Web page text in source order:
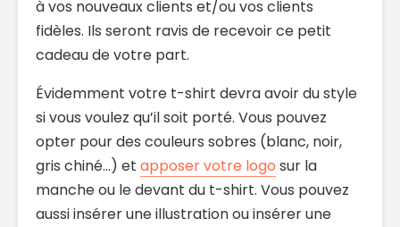
à vos nouveaux clients et/ou vos clients
fidèles. Ils seront ravis de recevoir ce petit
cadeau de votre part.
Évidemment votre t-shirt devra avoir du style
si vous voulez qu’il soit porté. Vous pouvez
opter pour des couleurs sobres (blanc, noir,
gris chiné…) et apposer votre logo sur la
manche ou le devant du t-shirt. Vous pouvez
aussi insérer une illustration ou insérer une